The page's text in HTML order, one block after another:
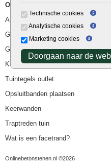
Technische cookies
Analytische cookies
Marketing cookies
Doorgaan naar de
Overig
Aanbiedingen
Goedkope bestrating
Goedkope tuintegels
Kunstgras
Tuintegels outlet
Opsluitbanden plaatsen
Keerwanden
Traptreden tuin
Wat is een facetrand?
Onlinebetonstenen.nl ©2026